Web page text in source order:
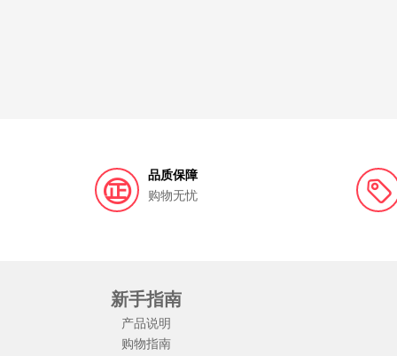
品质保障
购物无忧
新手指南
产品说明
购物指南